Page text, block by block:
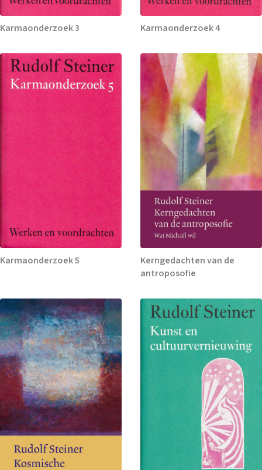
Karmaonderzoek 3 Karmaonderzoek 4
Karmaonderzoek 5
Kerngedachten van de
antroposofie